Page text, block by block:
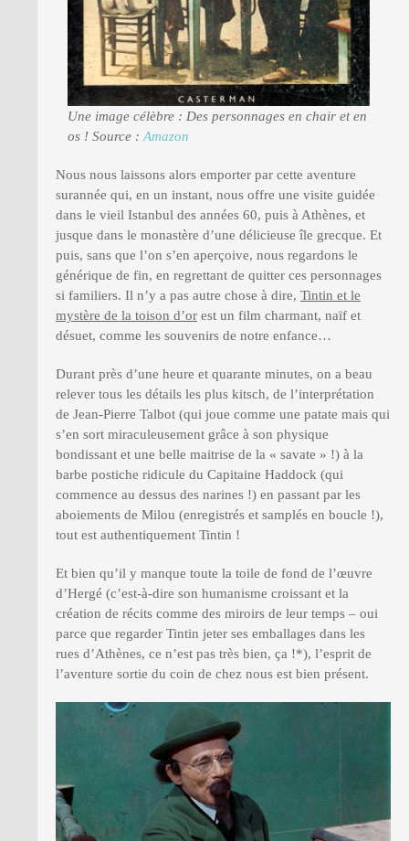
Une image célèbre : Des personnages en chair et en
os ! Source : Amazon
Nous nous laissons alors emporter par cette aventure
surannée qui, en un instant, nous offre une visite guidée
dans le vieil Istanbul des années 60, puis à Athènes, et
jusque dans le monastère d’une délicieuse île grecque. Et
puis, sans que l’on s’en aperçoive, nous regardons le
générique de fin, en regrettant de quitter ces personnages
si familiers. Il n’y a pas autre chose à dire, Tintin et le
mystère de la toison d’or est un film charmant, naïf et
désuet, comme les souvenirs de notre enfance…
Durant près d’une heure et quarante minutes, on a beau
relever tous les détails les plus kitsch, de l’interprétation
de Jean-Pierre Talbot (qui joue comme une patate mais qui
s’en sort miraculeusement grâce à son physique
bondissant et une belle maitrise de la « savate » !) à la
barbe postiche ridicule du Capitaine Haddock (qui
commence au dessus des narines !) en passant par les
aboiements de Milou (enregistrés et samplés en boucle !),
tout est authentiquement Tintin !
Et bien qu’il y manque toute la toile de fond de l’œuvre
d’Hergé (c’est-à-dire son humanisme croissant et la
création de récits comme des miroirs de leur temps – oui
parce que regarder Tintin jeter ses emballages dans les
rues d’Athènes, ce n’est pas très bien, ça !*), l’esprit de
l’aventure sortie du coin de chez nous est bien présent.